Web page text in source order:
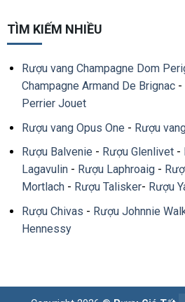
TÌM KIẾM NHIỀU
Rượu vang Champagne Dom
Champagne Armand De Brignac-
Perrier Jouet
Rượu vang Opus One - Rượu
Rượu Balvenie - Rượu Glenlivet-
Lagavulin- Rượu Laphroaig-
Mortlach- Rượu Talisker- Rượu
Rượu Chivas - Rượu Johnnie
Hennessy